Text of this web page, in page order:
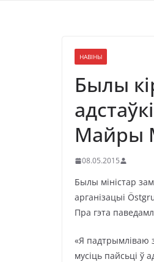
НАВІНЫ
Былы
Майры
08.05.2015
Былы міністар
арганізацыі
Пра гэта
«Я падтрымліваю
мусіць пайсьці ў